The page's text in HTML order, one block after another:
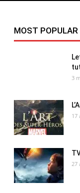
MOST POPULAR
3
17
27